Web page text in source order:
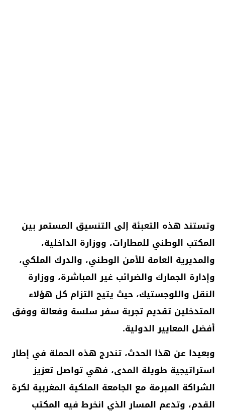
وتستند هذه التعبئة إلى التنسيق المستمر بين
المكتب الوطني للمطارات، ووزارة الداخلية،
والمديرية العامة للأمن الوطني، والدرك الملكي،
وإدارة الجمارك والضرائب غير المباشرة، ووزارة
النقل واللوجستيك، حيث يتيح التزام كل هؤلاء
المتدخلين تقديم تجربة سفر سلسة وفعالة ووفق
أفضل المعايير الدولية.
وبعيدا عن هذا الحدث، تندرج هذه الحملة في إطار
استراتيجية طويلة المدى، فهي تواصل تعزيز
الشراكة المبرمة مع الجامعة الملكية المغربية لكرة
القدم، وتدعم المسار الذي انخرط فيه المكتب